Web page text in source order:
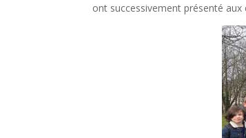
ont successivement présenté aux